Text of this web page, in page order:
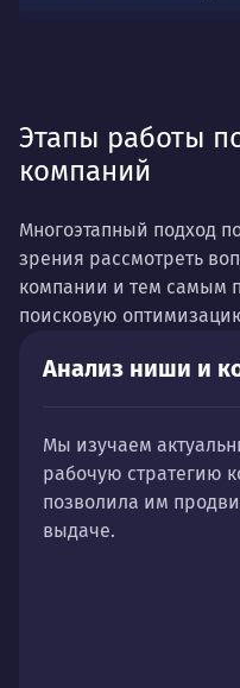
Этапы работы
компаний
Многоэтапный подход
зрения рассмотреть
компании и тем самым
поисковую
Анализ ниши и
Мы изучаем
рабочую стратегию
позволила им
выдаче.